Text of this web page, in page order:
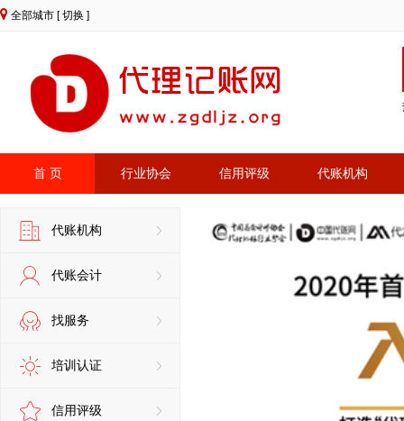
全部城市 [ 切换 ]
首 页 行业协会 信用评级 代账机构
代账机构
代账会计
找服务
培训认证
信用评级